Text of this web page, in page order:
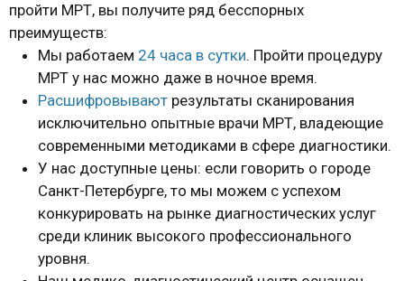
пройти МРТ, вы получите ряд бесспорных
преимуществ:
Мы работаем 24 часа в сутки. Пройти процедуру
МРТ у нас можно даже в ночное время.
Расшифровывают результаты сканирования
исключительно опытные врачи МРТ, владеющие
современными методиками в сфере диагностики.
У нас доступные цены: если говорить о городе
Санкт-Петербурге, то мы можем с успехом
конкурировать на рынке диагностических услуг
среди клиник высокого профессионального
уровня.